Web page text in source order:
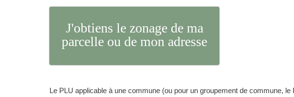
J'obtiens le zonage de ma
parcelle ou de mon adresse
Le PLU applicable à une commune (ou pour un groupement de commune,